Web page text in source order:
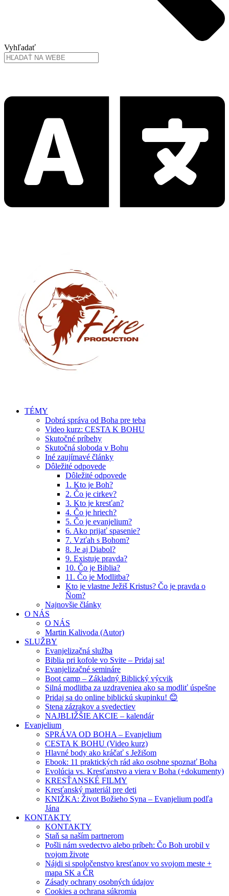
Vyhľadať
TÉMY
Dobrá správa od Boha pre teba
Video kurz: CESTA K BOHU
Skutočné príbehy
Skutočná sloboda v Bohu
Iné zaujímavé články
Dôležité odpovede
Dôležité odpovede
1. Kto je Boh?
2. Čo je cirkev?
3. Kto je kresťan?
4. Čo je hriech?
5. Čo je evanjelium?
6. Ako prijať spasenie?
7. Vzťah s Bohom?
8. Je aj Diabol?
9. Existuje pravda?
10. Čo je Biblia?
11. Čo je Modlitba?
Kto je vlastne Ježiš Kristus? Čo je pravda o
Ňom?
Najnovšie články
O NÁS
O NÁS
Martin Kalivoda (Autor)
SLUŽBY
Evanjelizačná služba
Biblia pri kofole vo Svite – Pridaj sa!
Evanjelizačné semináre
Boot camp – Základný Biblický výcvik
Silná modlitba za uzdraveniea ako sa modliť úspešne
Pridaj sa do online biblickú skupinku! 😊
Stena zázrakov a svedectiev
NAJBLIŽŠIE AKCIE – kalendár
Evanjelium
SPRÁVA OD BOHA – Evanjelium
CESTA K BOHU (Video kurz)
Hlavné body ako kráčať s Ježišom
Ebook: 11 praktických rád ako osobne spoznať Boha
Evolúcia vs. Kresťanstvo a viera v Boha (+dokumenty)
KRESŤANSKÉ FILMY
Kresťanský materiál pre deti
KNIŽKA: Život Božieho Syna – Evanjelium podľa
Jána
KONTAKTY
KONTAKTY
Staň sa naším partnerom
Pošli nám svedectvo alebo príbeh: Čo Boh urobil v
tvojom živote
Nájdi si spoločenstvo kresťanov vo svojom meste +
mapa SK a ČR
Zásady ochrany osobných údajov
Cookies a ochrana súkromia